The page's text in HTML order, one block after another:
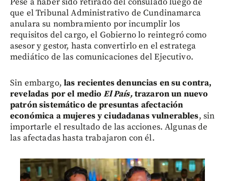
que el Tribunal Administrativo de Cundinamarca
anulara su nombramiento por incumplir los
requisitos del cargo, el Gobierno lo reintegró como
asesor y gestor, hasta convertirlo en el estratega
mediático de las comunicaciones del Ejecutivo.
Sin embargo, las recientes denuncias en su contra,
reveladas por el medioEl País,trazaron un nuevo
patrón sistemático de presuntas afectación
económica a mujeres y ciudadanas vulnerables, sin
importarle el resultado de las acciones. Algunas de
las afectadas hasta trabajaron con él.